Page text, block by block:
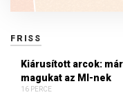
FRISS
Kiárusított arcok:
magukat az MI-nek
16 PERCE